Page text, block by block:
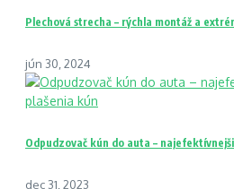
Plechová strecha – rýchla montáž a
jún 30, 2024
Odpudzovač kún do auta –
dec 31, 2023